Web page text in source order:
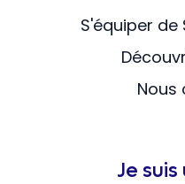
S'équiper
Nous
Je